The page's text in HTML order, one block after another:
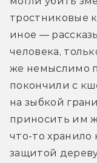
тростниковые
иное —
человека,
же немыслимо
покончили с
на зыбкой
приносить им
что-то
защитой